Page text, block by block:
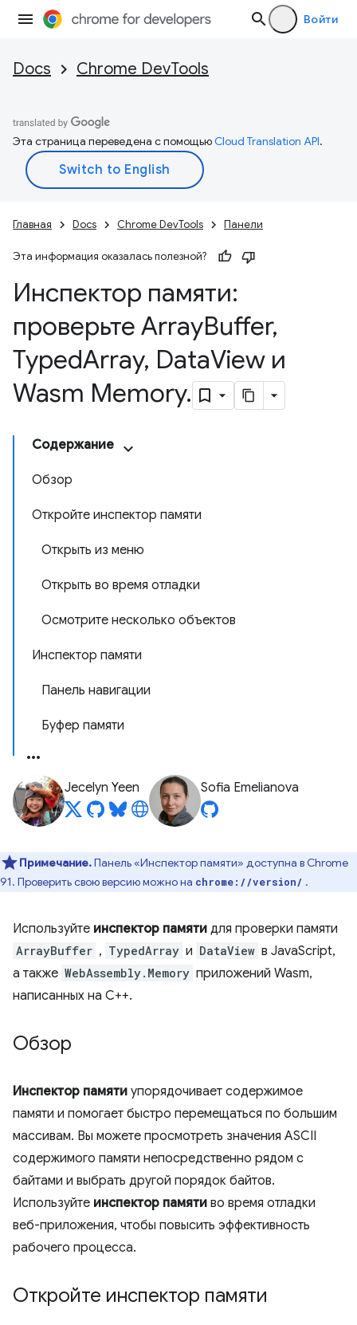
Войти
Docs Chrome DevTools
Эта страница переведена с помощьюCloud Translation API.
Главная Docs Chrome DevTools Панели
Эта информация оказалась полезной?
Инспектор памяти:
проверьте ArrayBuffer,
TypedArray, DataView и
Wasm Memory.
Содержание
Обзор
Откройте инспектор памяти
Открыть из меню
Открыть во время отладки
Осмотрите несколько объектов
Инспектор памяти
Панель навигации
Буфер памяти
Jecelyn Yeen Sofia Emelianova
Примечание.Панель «Инспектор памяти» доступна в Chrome
91. Проверить свою версию можно на chrome://version/ .
Используйте инспектор памяти для проверки памяти
ArrayBuffer , TypedArray и DataView в JavaScript,
а также WebAssembly.Memory приложений Wasm,
написанных на C++.
Обзор
Инспектор памяти упорядочивает содержимое
памяти и помогает быстро перемещаться по большим
массивам. Вы можете просмотреть значения ASCII
содержимого памяти непосредственно рядом с
байтами и выбрать другой порядок байтов.
Используйте инспектор памяти во время отладки
веб-приложения, чтобы повысить эффективность
рабочего процесса.
Откройте инспектор памяти